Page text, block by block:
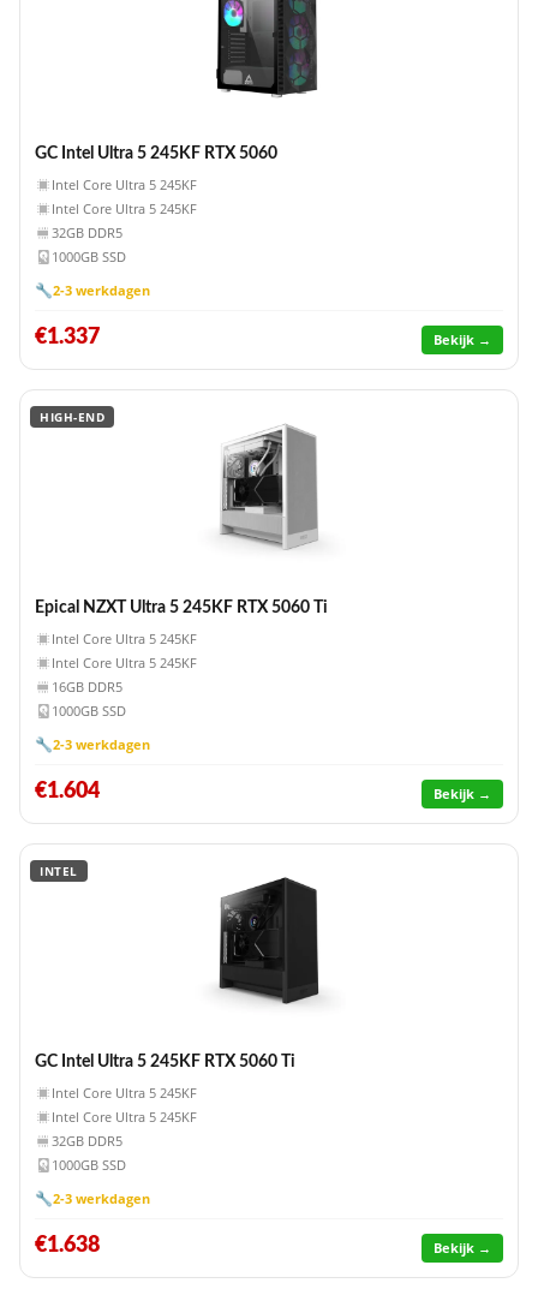
GC Intel Ultra 5 245KF RTX 5060
Intel Core Ultra 5 245KF
Intel Core Ultra 5 245KF
32GB DDR5
1000GB SSD
🔧2-3 werkdagen
€1.337 Bekijk →
HIGH-END
Epical NZXT Ultra 5 245KF RTX 5060 Ti
Intel Core Ultra 5 245KF
Intel Core Ultra 5 245KF
16GB DDR5
1000GB SSD
🔧2-3 werkdagen
€1.604 Bekijk →
INTEL
GC Intel Ultra 5 245KF RTX 5060 Ti
Intel Core Ultra 5 245KF
Intel Core Ultra 5 245KF
32GB DDR5
1000GB SSD
🔧2-3 werkdagen
€1.638 Bekijk →